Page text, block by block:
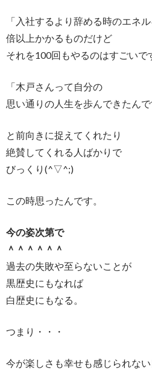
「入社するより辞める時のエネ
倍以上かかるものだけど
それを100回もやるのはすごいで
「木戸さんって自分の
思い通りの人生を歩んできたんで
と前向きに捉えてくれたり
絶賛してくれる人ばかりで
びっくり(^▽^;)
この時思ったんです。
今の姿次第で
＾＾＾＾＾＾
過去の失敗や至らないことが
黒歴史にもなれば
白歴史にもなる。
つまり・・・
今が楽しさも幸せも感じられな